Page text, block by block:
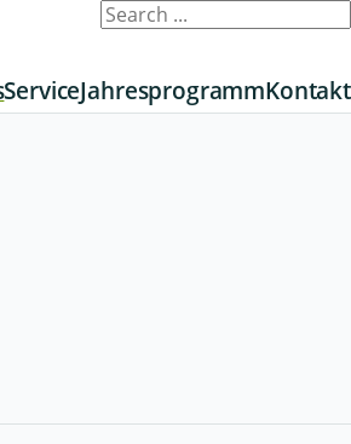
ServiceJahresprogrammKontakt